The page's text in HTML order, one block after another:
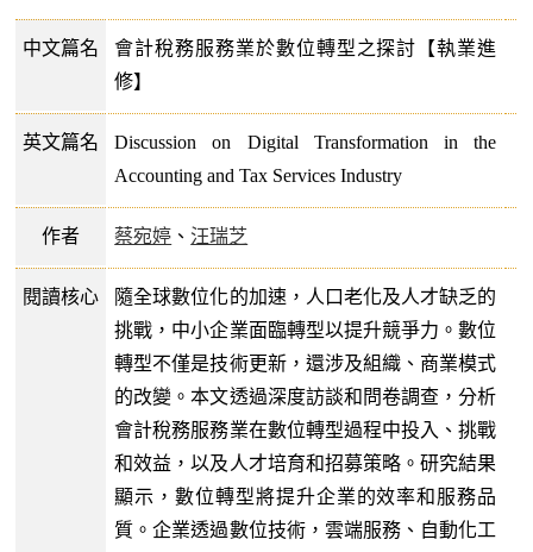
中文篇名
會計稅務服務業於數位轉型之探討【執業進
修】
英文篇名
Discussion on Digital Transformation in the
Accounting and Tax Services Industry
作者 蔡宛婷 、 汪瑞芝
閱讀核心
隨全球數位化的加速，人口老化及人才缺乏的
挑戰，中小企業面臨轉型以提升競爭力。數位
轉型不僅是技術更新，還涉及組織、商業模式
的改變。本文透過深度訪談和問卷調查，分析
會計稅務服務業在數位轉型過程中投入、挑戰
和效益，以及人才培育和招募策略。研究結果
顯示，數位轉型將提升企業的效率和服務品
質。企業透過數位技術，雲端服務、自動化工